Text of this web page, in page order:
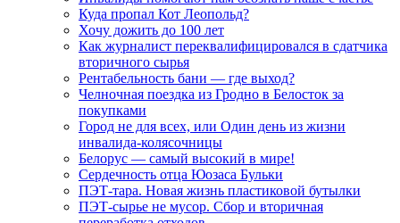
Куда пропал Кот Леопольд?
Хочу дожить до 100 лет
Как журналист переквалифицировался в сдатчика
вторичного сырья
Рентабельность бани — где выход?
Челночная поездка из Гродно в Белосток за
покупками
Город не для всех, или Один день из жизни
инвалида-колясочницы
Белорус — самый высокий в мире!
Сердечность отца Юозаса Бульки
ПЭТ-тара. Новая жизнь пластиковой бутылки
ПЭТ-сырье не мусор. Сбор и вторичная